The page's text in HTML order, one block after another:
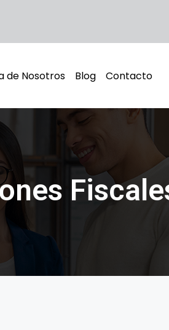
de Nosotros Blog Contacto